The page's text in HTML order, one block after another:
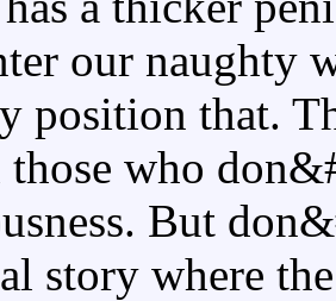
our naughty
position that.
those who
But
story where